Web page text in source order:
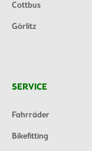
Cottbus
Görlitz
SERVICE
Fahrräder
Bikefitting